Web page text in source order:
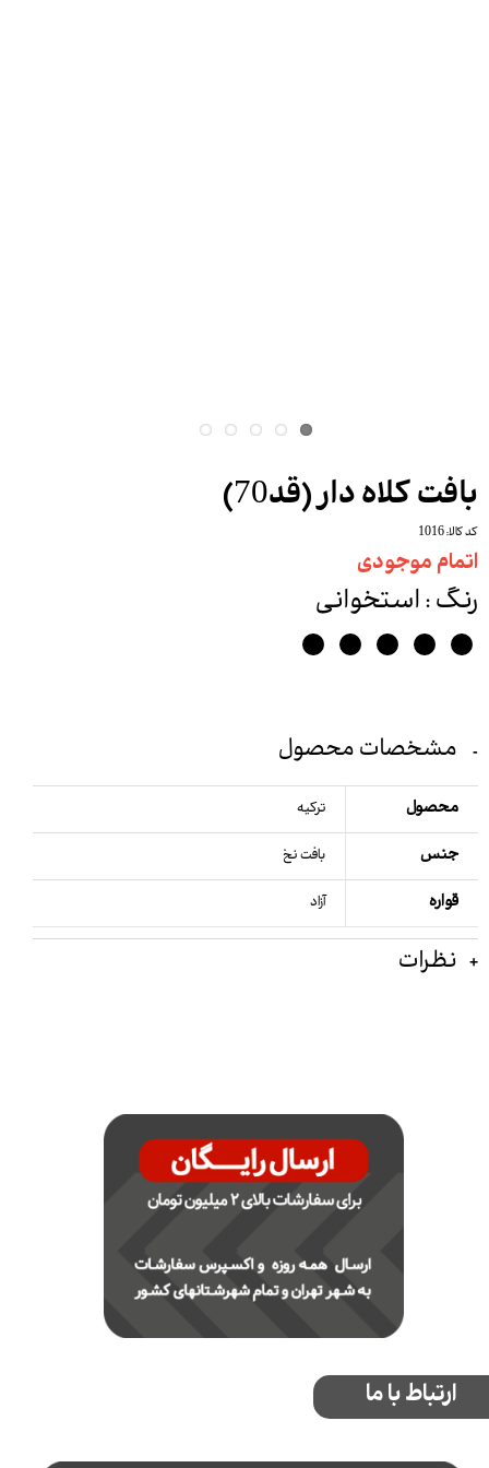
بافت کلاه دار (قد70)
کد کالا: 1016
اتمام موجودی
رنگ: استخوانی
مشخصات محصول
محصول ترکیه
جنس بافت نخ
قواره آزاد
نظرات
ارتباط با ما